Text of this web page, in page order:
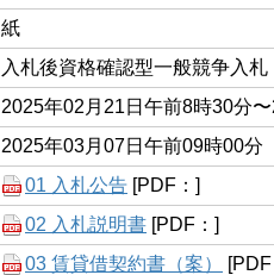
紙
入札後資格確認型一般競争入札
2025年02月21日午前8時30分
2025年03月07日午前09時00分
01 入札公告 [PDF：]
02 入札説明書 [PDF：]
03 賃貸借契約書（案）